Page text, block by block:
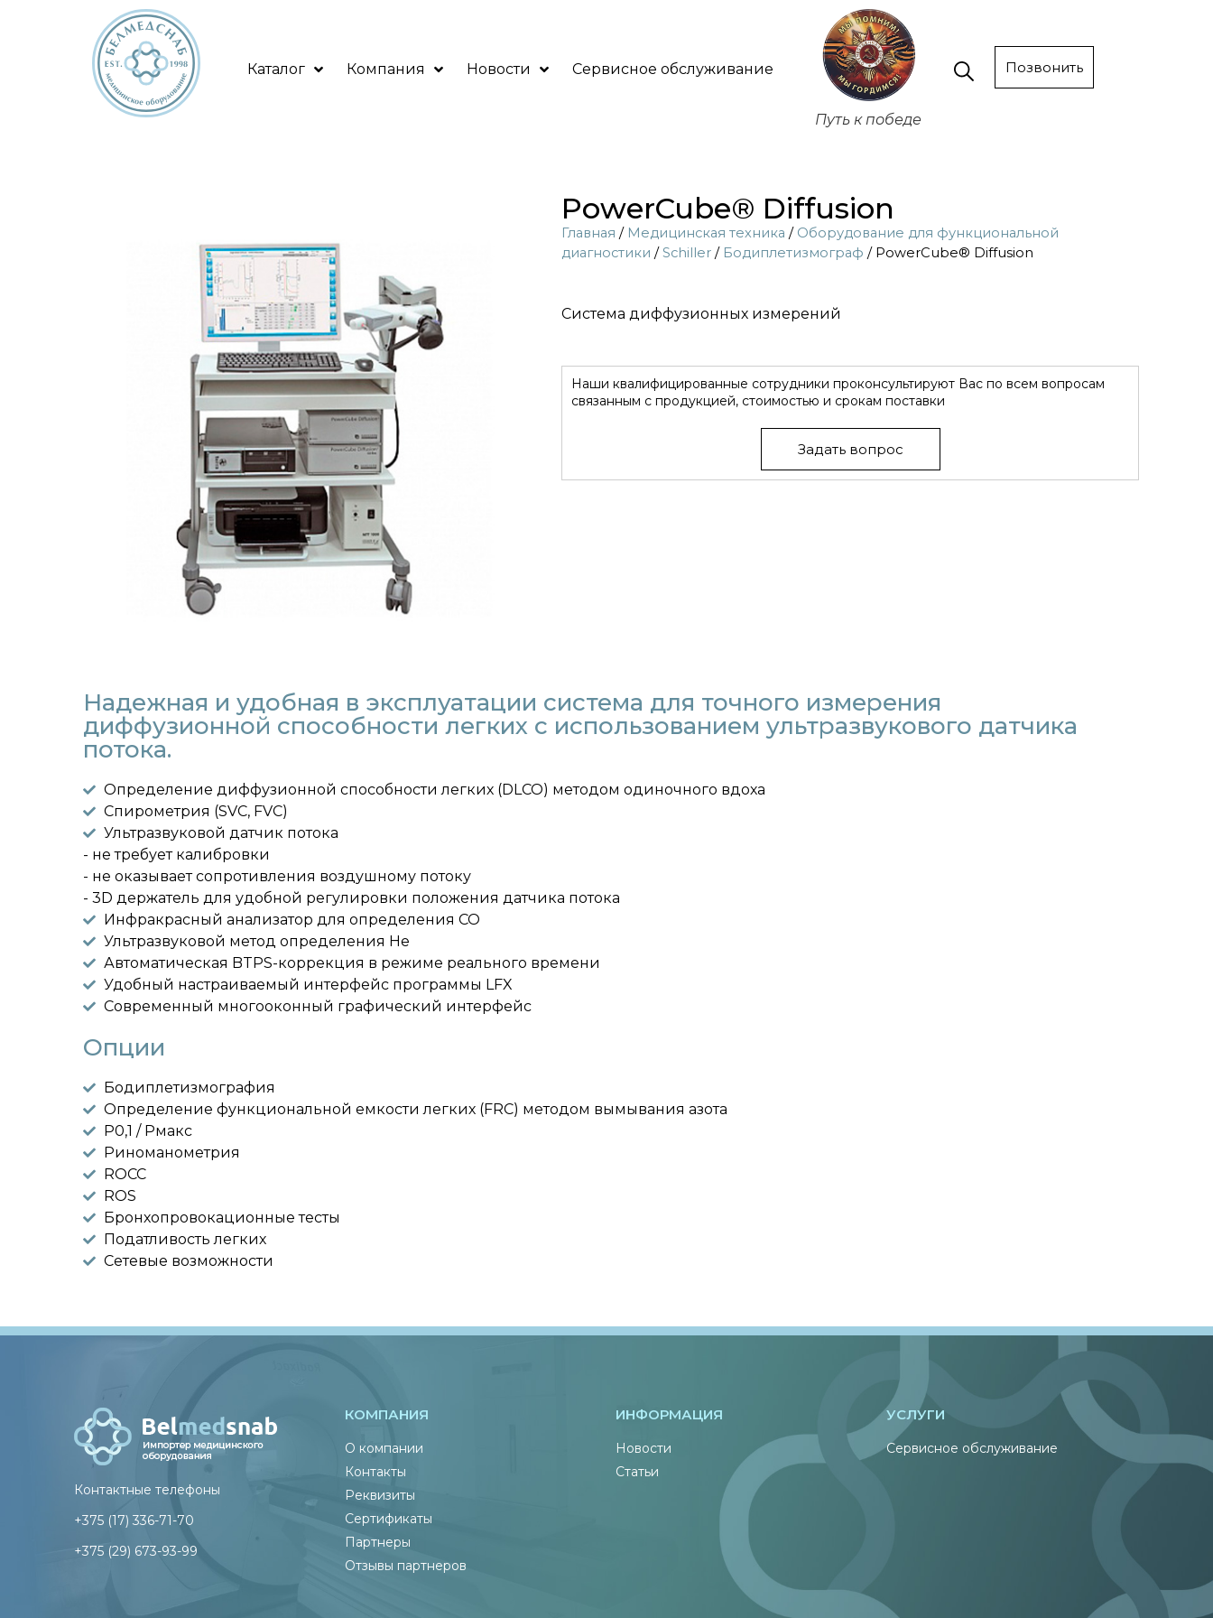
Каталог Компания Новости Сервисное обслуживание
Путь к победе
Позвонить
PowerCube® Diffusion
Главная / Медицинская техника / Оборудование для функциональной
диагностики / Sсhiller / Бодиплетизмограф / PowerCube® Diffusion
Система диффузионных измерений
Наши квалифицированные сотрудники проконсультируют Вас по всем вопросам
связанным с продукцией, стоимостью и срокам поставки
Задать вопрос
Надежная и удобная в эксплуатации система для точного измерения
диффузионной способности легких с использованием ультразвукового датчика
потока.
Определение диффузионной способности легких (DLCO) методом одиночного вдоха
Спирометрия (SVC, FVC)
Ультразвуковой датчик потока
- не требует калибровки
- не оказывает сопротивления воздушному потоку
- 3D держатель для удобной регулировки положения датчика потока
Инфракрасный анализатор для определения СО
Ультразвуковой метод определения He
Автоматическая BTPS-коррекция в режиме реального времени
Удобный настраиваемый интерфейс программы LFX
Современный многооконный графический интерфейс
Опции
Бодиплетизмография
Определение функциональной емкости легких (FRC) методом вымывания азота
P0,1 / Pмакс
Риноманометрия
ROCC
ROS
Бронхопровокационные тесты
Податливость легких
Сетевые возможности
Контактные телефоны
+375 (17) 336-71-70
+375 (29) 673-93-99
КОМПАНИЯ
О компании
Контакты
Реквизиты
Сертификаты
Партнеры
Отзывы партнеров
ИНФОРМАЦИЯ
Новости
Статьи
УСЛУГИ
Сервисное обслуживание